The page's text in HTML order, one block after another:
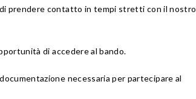
prendere contatto in tempi stretti con il nostro
di accedere al bando.
necessaria per partecipare al